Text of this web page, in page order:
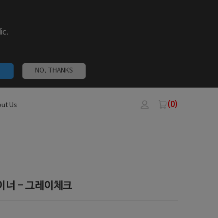
NO, THANKS
Us (0)
너 - 그레이체크